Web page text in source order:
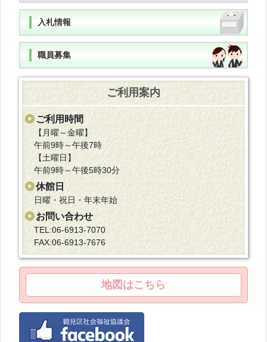
入札情報
職員募集
ご利用案内
ご利用時間
【月曜～金曜】
午前9時～午後7時
【土曜日】
午前9時～午後5時30分
休館日
日曜・祝日・年末年始
お問い合わせ
TEL:06-6913-7070
FAX:06-6913-7676
地図はこちら